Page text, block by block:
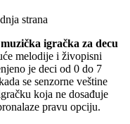
muzička igračka za decu
melodije i živopisni
je deci od 0 do 7
se senzorne veštine
koja ne dosađuje
pravu opciju.